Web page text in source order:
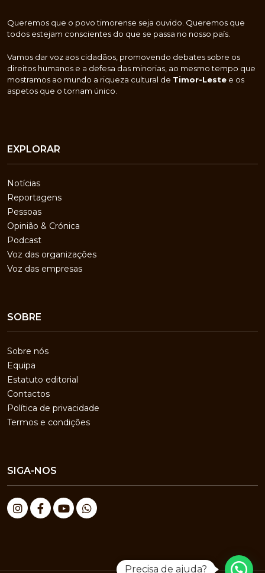
Queremos que o povo timorense seja ouvido. Queremos que
todos estejam conscientes do que se passa no nosso país.
Vamos dar voz aos cidadãos, promovendo debates sobre os
direitos humanos e a defesa das minorias, ao mesmo tempo que
mostramos ao mundo a riqueza cultural de Timor-Leste e os
aspetos que o tornam único.
EXPLORAR
Notícias
Reportagens
Pessoas
Opinião & Crónica
Podcast
Voz das organizações
Voz das empresas
SOBRE
Sobre nós
Equipa
Estatuto editorial
Contactos
Política de privacidade
Termos e condições
SIGA-NOS
Precisa de ajuda?